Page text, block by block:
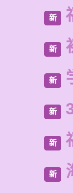
新
新
新
新
新
新